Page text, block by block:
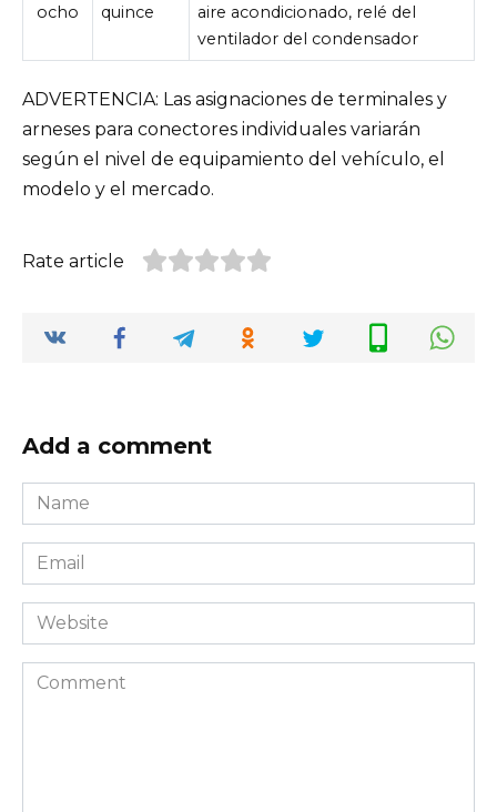
ocho quince
aire acondicionado, relé del
ventilador del condensador
ADVERTENCIA: Las asignaciones de terminales y
arneses para conectores individuales variarán
según el nivel de equipamiento del vehículo, el
modelo y el mercado.
Rate article
Add a comment
Name
*
Email
*
Website
Comment